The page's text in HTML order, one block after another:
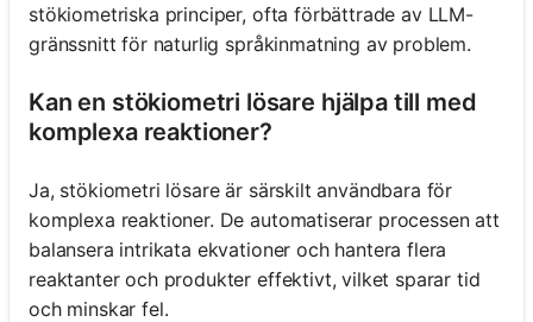
stökiometriska principer, ofta förbättrade av LLM-
gränssnitt för naturlig språkinmatning av problem.
Kan en stökiometri lösare hjälpa till med
komplexa reaktioner?
Ja, stökiometri lösare är särskilt användbara för
komplexa reaktioner. De automatiserar processen att
balansera intrikata ekvationer och hantera flera
reaktanter och produkter effektivt, vilket sparar tid
och minskar fel.